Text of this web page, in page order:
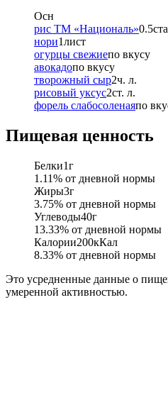
Осн
рис ТМ «Националь»0.5
нори1лист
огурцы свежиепо вкусу
авокадопо вкусу
творожный сыр2ч. л.
рисовый уксус2ст. л.
форель слабосоленаяпо
Пищевая ценность
Белки1г
1.11% от дневной нормы
Жиры3г
3.75% от дневной нормы
Углеводы40г
13.33% от дневной нормы
Калории200кКал
8.33% от дневной нормы
Это усредненные данные о
умеренной активностью.